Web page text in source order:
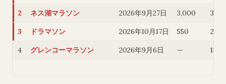
2 ネス湖マラソン 2026年9月27日 3,000 310
3 ドラマソン 2026年10月17日 550 211
4 グレンコーマラソン 2026年9月6日 —